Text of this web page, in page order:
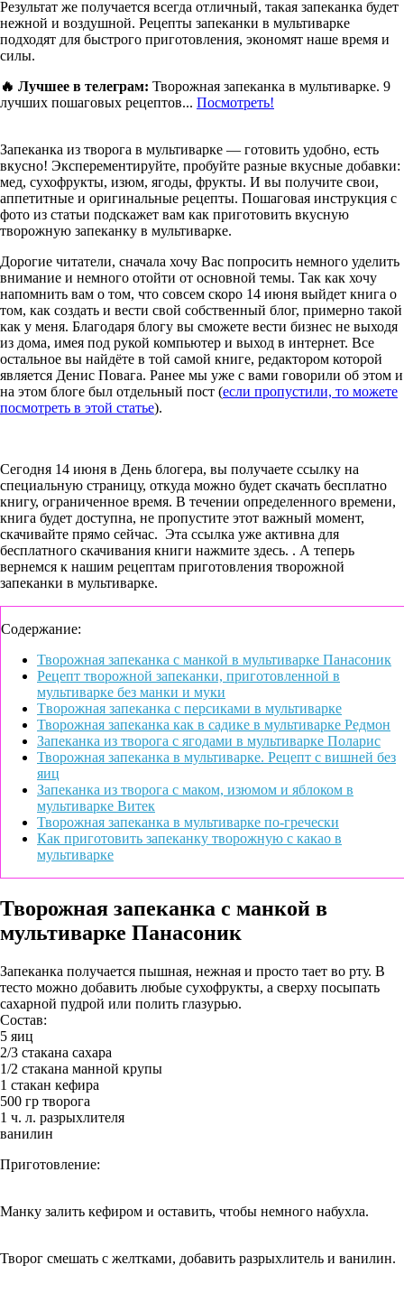
Результат же получается всегда отличный, такая запеканка будет
нежной и воздушной. Рецепты запеканки в мультиварке
подходят для быстрого приготовления, экономят наше время и
силы.
🔥 Лучшее в телеграм: Творожная запеканка в мультиварке. 9
лучших пошаговых рецептов... Посмотреть!
Запеканка из творога в мультиварке — готовить удобно, есть
вкусно! Эксперементируйте, пробуйте разные вкусные добавки:
мед, сухофрукты, изюм, ягоды, фрукты. И вы получите свои,
аппетитные и оригинальные рецепты. Пошаговая инструкция с
фото из статьи подскажет вам как приготовить вкусную
творожную запеканку в мультиварке.
Дорогие читатели, сначала хочу Вас попросить немного уделить
внимание и немного отойти от основной темы. Так как хочу
напомнить вам о том, что совсем скоро 14 июня выйдет книга о
том, как создать и вести свой собственный блог, примерно такой
как у меня. Благодаря блогу вы сможете вести бизнес не выходя
из дома, имея под рукой компьютер и выход в интернет. Все
остальное вы найдёте в той самой книге, редактором которой
является Денис Повага. Ранее мы уже с вами говорили об этом и
на этом блоге был отдельный пост (если пропустили, то можете
посмотреть в этой статье).
Сегодня 14 июня в День блогера, вы получаете ссылку на
специальную страницу, откуда можно будет скачать бесплатно
книгу, ограниченное время. В течении определенного времени,
книга будет доступна, не пропустите этот важный момент,
скачивайте прямо сейчас. Эта ссылка уже активна для
бесплатного скачивания книги нажмите здесь. . А теперь
вернемся к нашим рецептам приготовления творожной
запеканки в мультиварке.
Содержание:
Творожная запеканка с манкой в мультиварке Панасоник
Рецепт творожной запеканки, приготовленной в
мультиварке без манки и муки
Tвopoжнaя зaпeкaнкa c пepcикaми в мультивapкe
Творожная запеканка как в садике в мультиварке Редмон
Запеканка из творога с ягодами в мультиварке Поларис
Творожная запеканка в мультиварке. Рецепт с вишней без
яиц
Запеканка из творога с маком, изюмом и яблоком в
мультиварке Витек
Творожная запеканка в мультиварке по-гречески
Как приготовить запеканку творожную с какао в
мультиварке
Творожная запеканка с манкой в
мультиварке Панасоник
Запеканка получается пышная, нежная и просто тает во рту. В
тесто можно добавить любые сухофрукты, а сверху посыпать
сахарной пудрой или полить глазурью.
Состав:
5 яиц
2/3 стакана сахара
1/2 стакана манной крупы
1 стакан кефира
500 гр творога
1 ч. л. разрыхлителя
ванилин
Приготовление:
Манку залить кефиром и оставить, чтобы немного набухла.
Творог смешать с желтками, добавить разрыхлитель и ванилин.